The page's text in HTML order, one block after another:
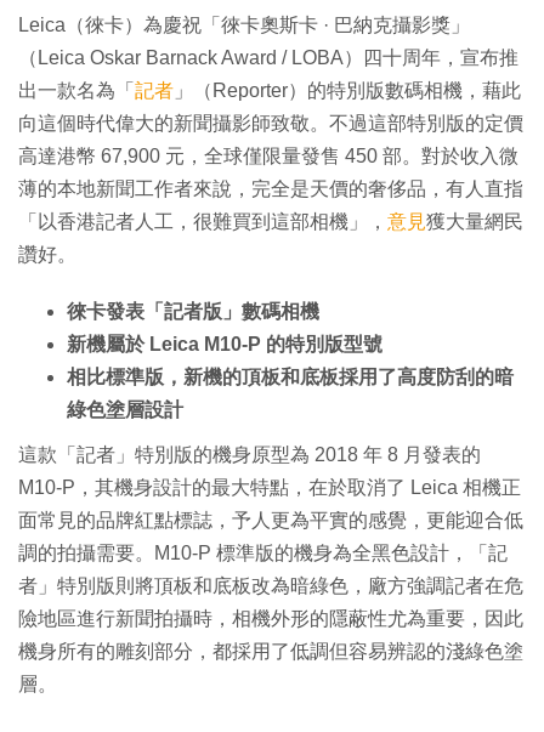
Leica（徠卡）為慶祝「徠卡奧斯卡 · 巴納克攝影獎」
（Leica Oskar Barnack Award / LOBA）四十周年，宣布推
出一款名為「 記者 」（Reporter）的特別版數碼相機，藉此
向這個時代偉大的新聞攝影師致敬。不過這部特別版的定價
高達港幣 67,900 元，全球僅限量發售 450 部。對於收入微
薄的本地新聞工作者來說，完全是天價的奢侈品，有人直指
「以香港記者人工，很難買到這部相機」， 意見獲大量網民
讚好。
徠卡發表「記者版」數碼相機
新機屬於 Leica M10-P 的特別版型號
相比標準版，新機的頂板和底板採用了高度防刮的暗
綠色塗層設計
這款「記者」特別版的機身原型為 2018 年 8 月發表的
M10-P，其機身設計的最大特點，在於取消了 Leica 相機正
面常見的品牌紅點標誌，予人更為平實的感覺，更能迎合低
調的拍攝需要。M10-P 標準版的機身為全黑色設計，「記
者」特別版則將頂板和底板改為暗綠色，廠方強調記者在危
險地區進行新聞拍攝時，相機外形的隱蔽性尤為重要，因此
機身所有的雕刻部分，都採用了低調但容易辨認的淺綠色塗
層。